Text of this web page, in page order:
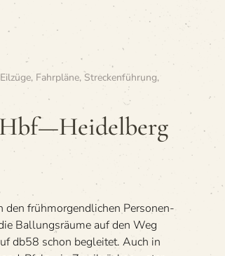
Eilzüge, Fahrpläne, Streckenführung,
Hbf—Heidelberg
den früh­mor­gend­li­chen Per­so­nen­
Bal­lungs­räume auf den Weg
db58 schon beglei­tet. Auch in